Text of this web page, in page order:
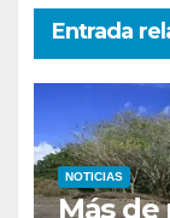
Entrada
NOTICIAS
Más